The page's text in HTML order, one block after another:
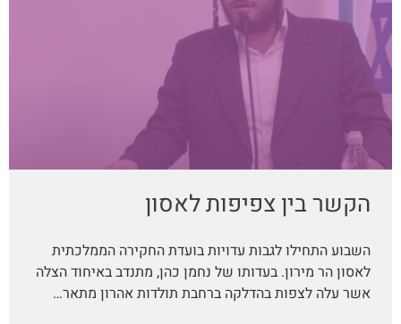
הקשר בין צפיפות לאסון
השבוע התחילו לגבות עדויות בועדת החקירה הממלכתית
לאסון הר מירון. בעדותו של נחמן כהן, מתנדב באיחוד הצלה
אשר עלה לצפות בהדלקה ברחבת תולדות אהרון מתאר…